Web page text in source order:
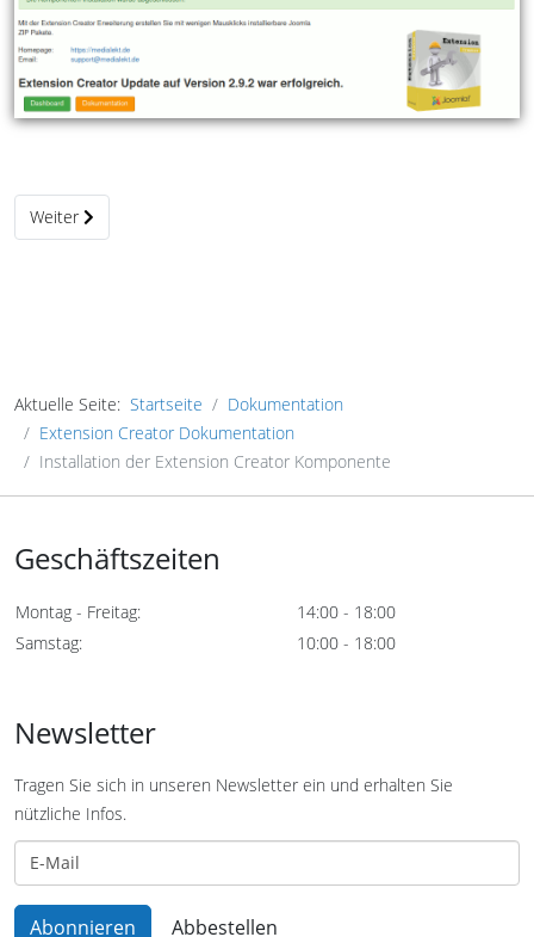
Nächster Beitrag: Joomla! Komponenten ZIP Pakete erstellen
Weiter
Aktuelle Seite: Startseite
Dokumentation
Extension Creator Dokumentation
Installation der Extension Creator Komponente
Geschäftszeiten
Montag - Freitag:
14:00 - 18:00
Samstag:
10:00 - 18:00
Newsletter
Tragen Sie sich in unseren Newsletter ein und erhalten Sie
nützliche Infos.